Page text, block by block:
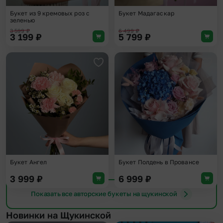
Букет из 9 кремовых роз с
зеленью
3 599₽
3 199 ₽
Букет Мадагаскар
6 499₽
5 799 ₽
Добавить в избранное
Букет Ангел
3 999 ₽
Букет Полдень в Провансе
6 999 ₽
Показать все авторские букеты на щукинской
Новинки на Щукинской